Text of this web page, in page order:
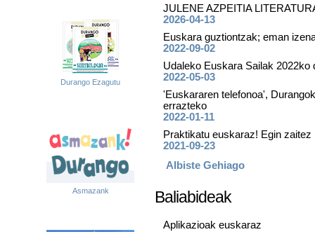
Durango Ezagutu
Asmazank
JULENE AZPEITIA
2026-04-13
Euskara guztiontzak; eman
2022-09-02
Udaleko Euskara Sailak 2022ko
2022-05-03
'Euskararen telefonoa',
errazteko
2022-01-11
Praktikatu euskaraz! Egin
2021-09-23
Albiste Gehiago
Baliabideak
Aplikazioak euskaraz